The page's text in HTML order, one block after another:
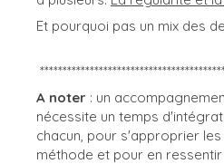
Et pourquoi pas un mix des
A noter : un
nécessite un temps
chacun, pour s'approprier
méthode et pour en